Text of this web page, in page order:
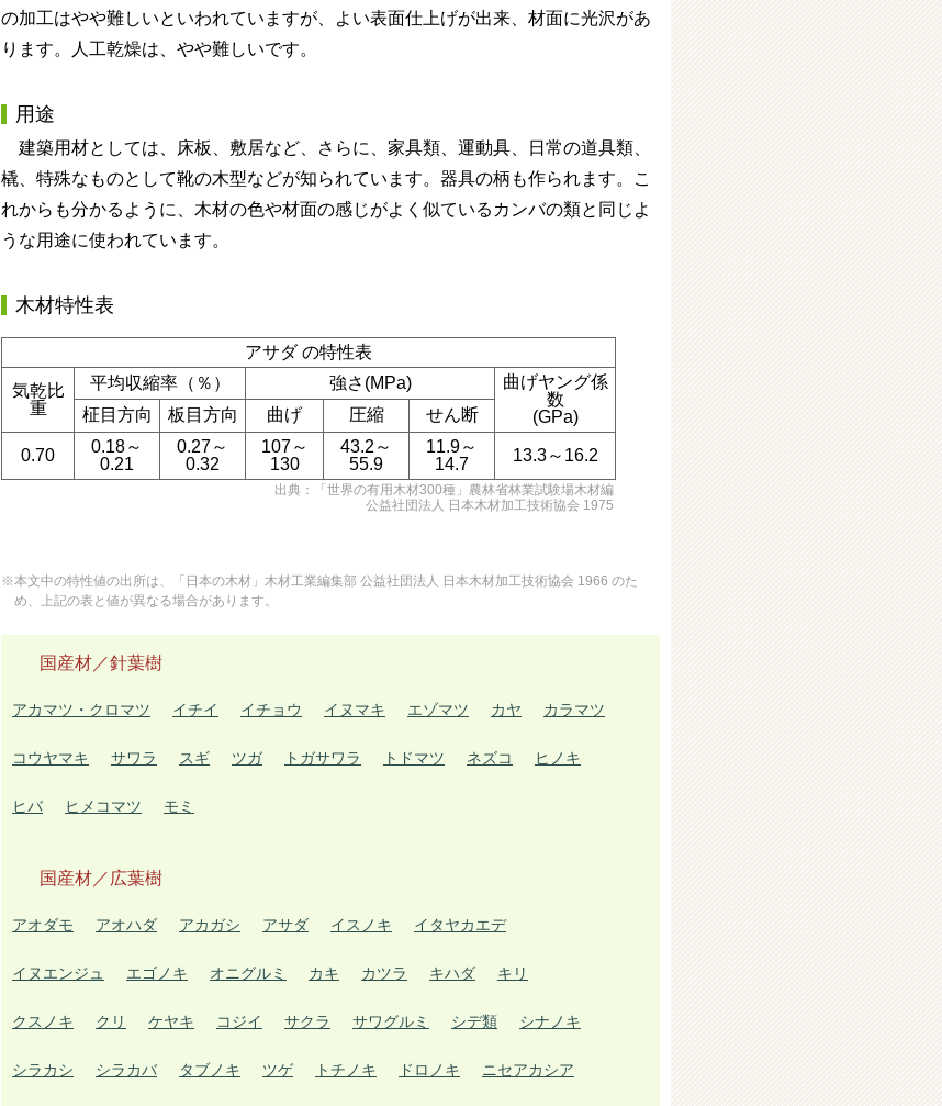
の加工はやや難しいといわれていますが、よい表面仕上げが出来、材面に光沢があ
ります。人工乾燥は、やや難しいです。
用途
建築用材としては、床板、敷居など、さらに、家具類、運動具、日常の道具類、
橇、特殊なものとして靴の木型などが知られています。器具の柄も作られます。こ
れからも分かるように、木材の色や材面の感じがよく似ているカンバの類と同じよ
うな用途に使われています。
木材特性表
アサダ の特性表
気乾比
重
平均収縮率（％） 強さ(MPa)
曲げヤング係
数
(GPa)
柾目方向 板目方向 曲げ 圧縮 せん断
0.70
0.18～
0.21
0.27～
0.32
107～
130
43.2～
55.9
11.9～
14.7
13.3～16.2
出典：「世界の有用木材300種」農林省林業試験場木材編
公益社団法人 日本木材加工技術協会 1975
※本文中の特性値の出所は、「日本の木材」木材工業編集部 公益社団法人 日本木材加工技術協会 1966 のた
め、上記の表と値が異なる場合があります。
国産材／針葉樹
アカマツ・クロマツ イチイ イチョウ イヌマキ エゾマツ カヤ カラマツ
コウヤマキ サワラ スギ ツガ トガサワラ トドマツ ネズコ ヒノキ
ヒバ ヒメコマツ モミ
国産材／広葉樹
アオダモ アオハダ アカガシ アサダ イスノキ イタヤカエデ
イヌエンジュ エゴノキ オニグルミ カキ カツラ キハダ キリ
クスノキ クリ ケヤキ コジイ サクラ サワグルミ シデ類 シナノキ
シラカシ シラカバ タブノキ ツゲ トチノキ ドロノキ ニセアカシア